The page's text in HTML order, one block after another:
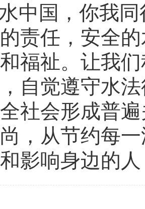
中国，你我
责任，安全
福祉。让我
自觉遵守水
社会形成普
，从节约每
影响身边的